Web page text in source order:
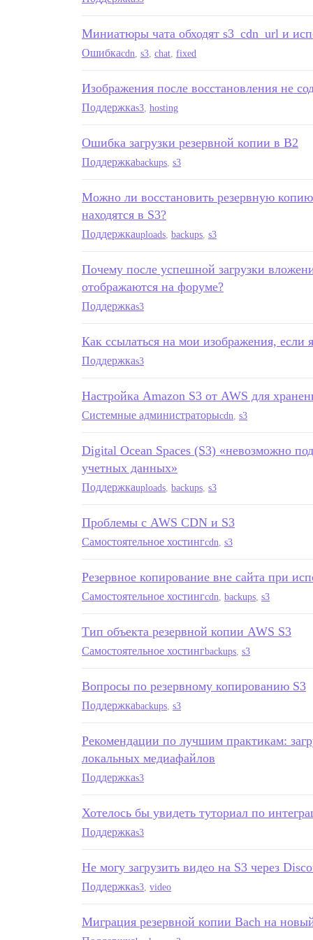
Миниатюры чата обходят s3_cdn_url и
Ошибкаcdn s3 chat fixed
Изображения после восстановления не
Поддержкаs3 hosting
Ошибка загрузки резервной копии в B2
Поддержкаbackups s3
Можно ли восстановить резервную копию
находятся в S3?
Поддержкаuploads backups s3
Почему после успешной загрузки
отображаются на форуме?
Поддержкаs3
Как ссылаться на мои изображения, если
Поддержкаs3
Настройка Amazon S3 от AWS для
Системные администраторыcdn s3
Digital Ocean Spaces (S3) «невозможно
учетных данных»
Поддержкаuploads backups s3
Проблемы с AWS CDN и S3
Самостоятельное хостингcdn s3
Резервное копирование вне сайта при
Самостоятельное хостингcdn backups s3
Тип объекта резервной копии AWS S3
Самостоятельное хостингbackups s3
Вопросы по резервному копированию S3
Поддержкаbackups s3
Рекомендации по лучшим практикам:
локальных медиафайлов
Поддержкаs3
Хотелось бы увидеть туториал по
Поддержкаs3
Не могу загрузить видео на S3 через
Поддержкаs3 video
Миграция резервной копии Bach на